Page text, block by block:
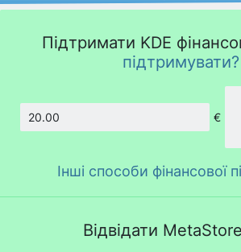
Підтримати KDE
підтримувати?
€
Інші способи фінансової
Відвідати